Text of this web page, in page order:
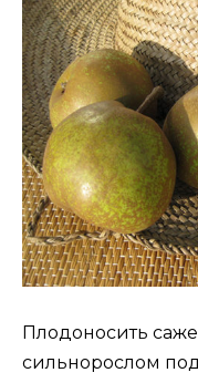
Плодоносить
сильнорослом